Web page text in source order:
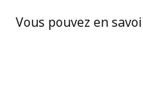
Vous pouvez en